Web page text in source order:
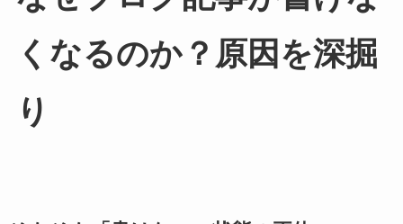
くなるのか？原因を深掘
り